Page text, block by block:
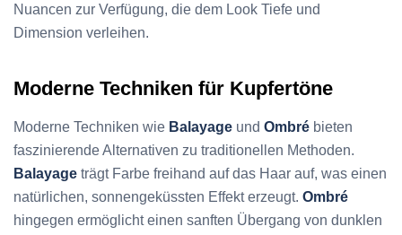
Nuancen zur Verfügung, die dem Look Tiefe und
Dimension verleihen.
Moderne Techniken für Kupfertöne
Moderne Techniken wie Balayage und Ombré bieten
faszinierende Alternativen zu traditionellen Methoden.
Balayage trägt Farbe freihand auf das Haar auf, was einen
natürlichen, sonnengeküssten Effekt erzeugt. Ombré
hingegen ermöglicht einen sanften Übergang von dunklen